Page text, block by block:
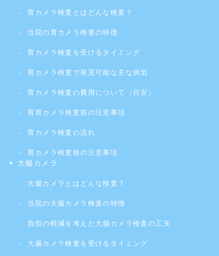
胃カメラ検査とはどんな検査？
当院の胃カメラ検査の特徴
胃カメラ検査を受けるタイミング
胃カメラ検査で発見可能な主な病気
胃カメラ検査の費用について（目安）
胃胃カメラ検査前の注意事項
胃カメラ検査の流れ
胃カメラ検査後の注意事項
大腸カメラ
大腸カメラとはどんな検査？
当院の大腸カメラ検査の特徴
負担の軽減を考えた大腸カメラ検査の工夫
大腸カメラ検査を受けるタイミング